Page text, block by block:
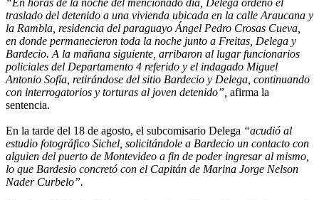
traslado del detenido a una vivienda ubicada en la calle Araucana y
la Rambla, residencia del paraguayo Ángel Pedro Crosas Cueva,
en donde permanecieron toda la noche junto a Freitas, Delega y
Bardecio. A la mañana siguiente, arribaron al lugar funcionarios
policiales del Departamento 4 referido y el indagado Miguel
Antonio Sofía, retirándose del sitio Bardecio y Delega, continuando
con interrogatorios y torturas al joven detenido”, afirma la
sentencia.
En la tarde del 18 de agosto, el subcomisario Delega “acudió al
estudio fotográfico Sichel, solicitándole a Bardecio un contacto con
alguien del puerto de Montevideo a fin de poder ingresar al mismo,
lo que Bardesio concretó con el Capitán de Marina Jorge Nelson
Nader Curbelo”.